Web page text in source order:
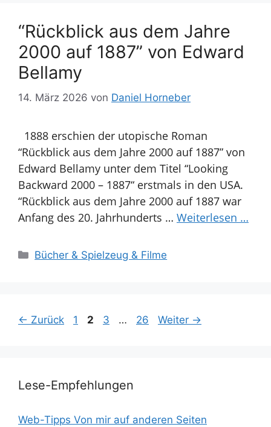
“Rückblick aus dem Jahre
2000 auf 1887” von Edward
Bellamy
14. März 2026 von Daniel Horneber
1888 erschien der utopische Roman
“Rückblick aus dem Jahre 2000 auf 1887” von
Edward Bellamy unter dem Titel “Looking
Backward 2000 – 1887“ erstmals in den USA.
“Rückblick aus dem Jahre 2000 auf 1887 war
Anfang des 20. Jahrhunderts … Weiterlesen …
Kategorien
Bücher & Spielzeug & Filme
← Zurück Seite
1 Seite
2 Seite
3 … Seite
26 Weiter →
Lese-Empfehlungen
Web-Tipps Von mir auf anderen Seiten